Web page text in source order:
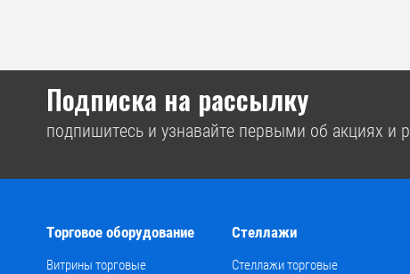
Подписка на рассылку
подпишитесь и узнавайте первыми об акциях и
Торговое оборудование
Витрины торговые
Стеллажи
Стеллажи торговые